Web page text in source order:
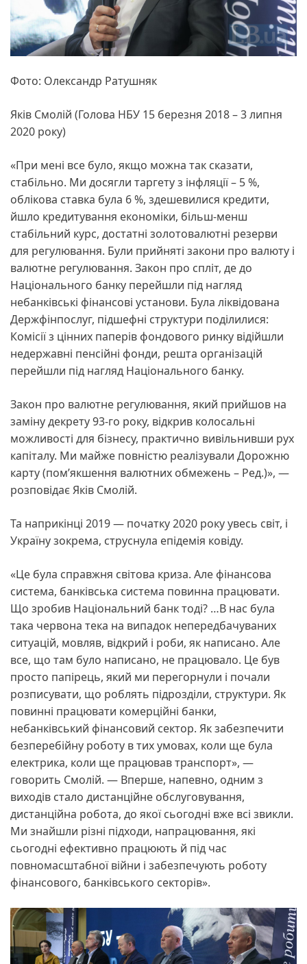
Фото: Олександр Ратушняк
Яків Смолій (Голова НБУ 15 березня 2018 – 3 липня
2020 року)
«При мені все було, якщо можна так сказати,
стабільно. Ми досягли таргету з інфляції – 5 %,
облікова ставка була 6 %, здешевилися кредити,
йшло кредитування економіки, більш-менш
стабільний курс, достатні золотовалютні резерви
для регулювання. Були прийняті закони про валюту і
валютне регулювання. Закон про спліт, де до
Національного банку перейшли під нагляд
небанківські фінансові установи. Була ліквідована
Держфінпослуг, підшефні структури поділилися:
Комісії з цінних паперів фондового ринку відійшли
недержавні пенсійні фонди, решта організацій
перейшли під нагляд Національного банку.
Закон про валютне регулювання, який прийшов на
заміну декрету 93-го року, відкрив колосальні
можливості для бізнесу, практично вивільнивши рух
капіталу. Ми майже повністю реалізували Дорожню
карту (пом’якшення валютних обмежень – Ред.)», —
розповідає Яків Смолій.
Та наприкінці 2019 — початку 2020 року увесь світ, і
Україну зокрема, струснула епідемія ковіду.
«Це була справжня світова криза. Але фінансова
система, банківська система повинна працювати.
Що зробив Національний банк тоді? …В нас була
така червона тека на випадок непередбачуваних
ситуацій, мовляв, відкрий і роби, як написано. Але
все, що там було написано, не працювало. Це був
просто папірець, який ми перегорнули і почали
розписувати, що роблять підрозділи, структури. Як
повинні працювати комерційні банки,
небанківський фінансовий сектор. Як забезпечити
безперебійну роботу в тих умовах, коли ще була
електрика, коли ще працював транспорт», —
говорить Смолій. — Вперше, напевно, одним з
виходів стало дистанційне обслуговування,
дистанційна робота, до якої сьогодні вже всі звикли.
Ми знайшли різні підходи, напрацювання, які
сьогодні ефективно працюють й під час
повномасштабної війни і забезпечують роботу
фінансового, банківського секторів».